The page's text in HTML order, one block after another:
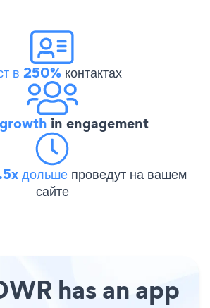
в 250%контактах
in engagement
дольше проведут на вашем
сайте
has an app